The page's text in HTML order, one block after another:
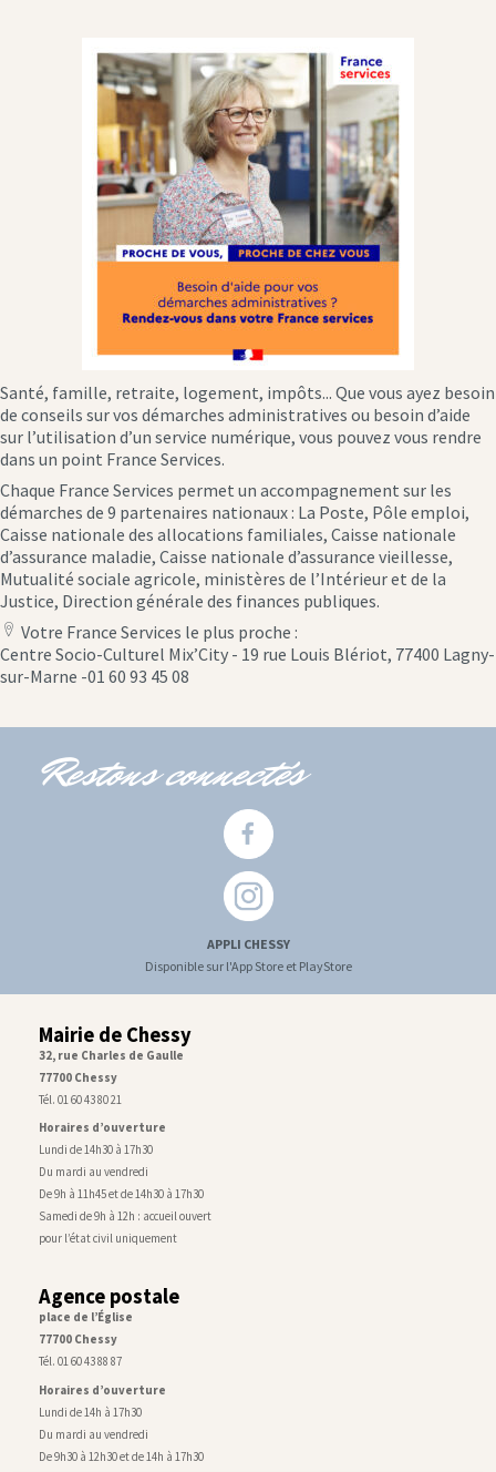
Santé, famille, retraite, logement, impôts... Que vous ayez besoin
de conseils sur vos démarches administratives ou besoin d’aide
sur l’utilisation d’un service numérique, vous pouvez vous rendre
dans un point France Services.
Chaque France Services permet un accompagnement sur les
démarches de 9 partenaires nationaux : La Poste, Pôle emploi,
Caisse nationale des allocations familiales, Caisse nationale
d’assurance maladie, Caisse nationale d’assurance vieillesse,
Mutualité sociale agricole, ministères de l’Intérieur et de la
Justice, Direction générale des finances publiques.
location
icon
Votre France Services le plus proche :
Centre Socio-Culturel Mix’City - 19 rue Louis Blériot, 77400 Lagny-
sur-Marne -01 60 93 45 08
Restons connectés
APPLI CHESSY
Disponible sur l'App Store et PlayStore
Mairie de Chessy
32, rue Charles de Gaulle
77700 Chessy
Tél. 01 60 43 80 21
Horaires d’ouverture
Lundi de 14h30 à 17h30
Du mardi au vendredi
De 9h à 11h45 et de 14h30 à 17h30
Samedi de 9h à 12h : accueil ouvert
pour l’état civil uniquement
Agence postale
place de l’Église
77700 Chessy
Tél. 01 60 43 88 87
Horaires d’ouverture
Lundi de 14h à 17h30
Du mardi au vendredi
De 9h30 à 12h30 et de 14h à 17h30